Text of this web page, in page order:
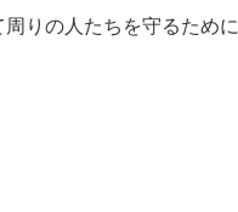
りの人たちを守るために